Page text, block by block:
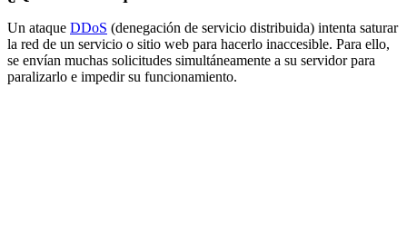
Un ataque DDoS (denegación de servicio distribuida) intenta saturar
la red de un servicio o sitio web para hacerlo inaccesible. Para ello,
se envían muchas solicitudes simultáneamente a su servidor para
paralizarlo e impedir su funcionamiento.